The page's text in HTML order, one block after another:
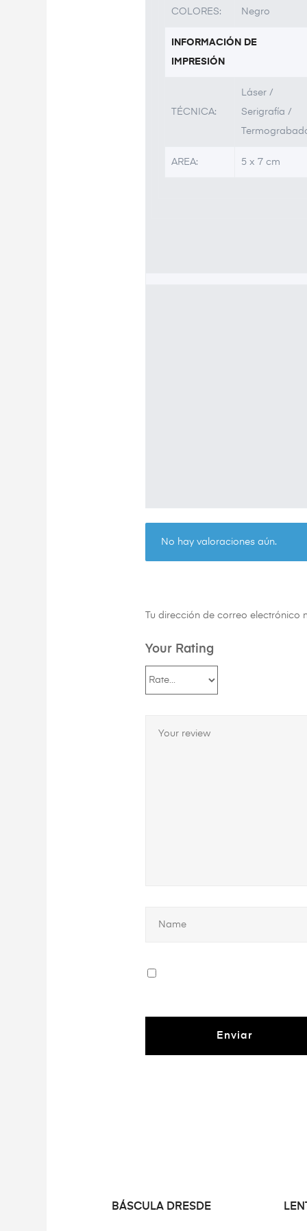
COLORES: Negro
INFORMACIÓN DE
IMPRESIÓN
TÉCNICA:
Láser /
Serigrafía /
AREA: 5 x 7 cm
No hay valoraciones aún.
Tu dirección de correo electrónico
Your Rating
LEER MÁS
BÁSCULA DRESDE